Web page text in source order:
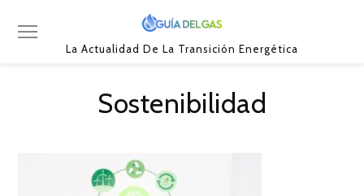
La Actualidad De La Transición Energética
Sostenibilidad